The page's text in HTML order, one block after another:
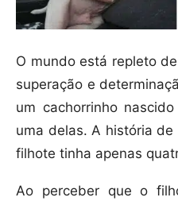
O mundo está repleto
superação e
um cachorrinho
uma delas. A história
filhote tinha apenas
Ao perceber que o